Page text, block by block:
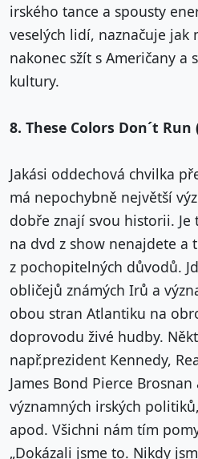
irského tance a spousty
veselých lidí, naznačuje jak
nakonec sžít s Američany a
kultury.
8. These Colors Don´t
Jakási oddechová chvilka
má nepochybně největší
dobře znají svou historii.
na dvd z show nenajdete a
z pochopitelných důvodů.
obličejů známých Irů a
obou stran Atlantiku na
doprovodu živé hudby.
např.prezident Kennedy,
James Bond Pierce
významných irských
apod. Všichni nám tím
„Dokázali jsme to. Nikdy